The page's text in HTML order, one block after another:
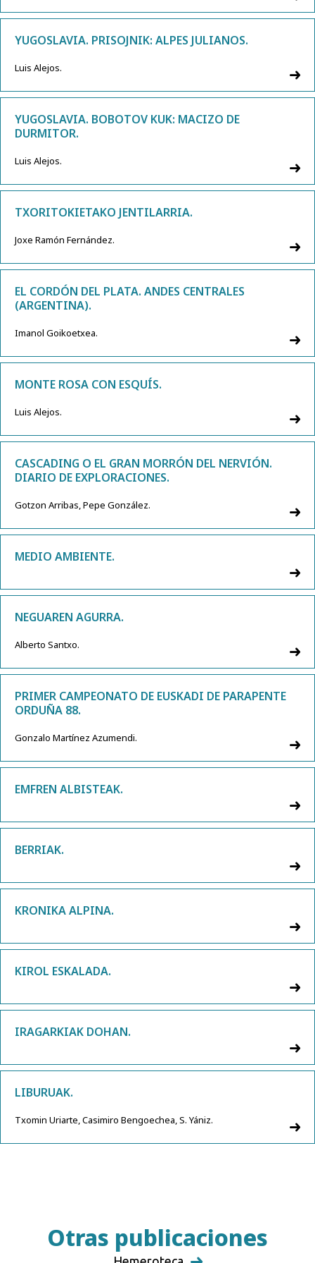
YUGOSLAVIA. PRISOJNIK: ALPES JULIANOS.
Luis Alejos.
YUGOSLAVIA. BOBOTOV KUK: MACIZO DE
DURMITOR.
Luis Alejos.
TXORITOKIETAKO JENTILARRIA.
Joxe Ramón Fernández.
EL CORDÓN DEL PLATA. ANDES CENTRALES
(ARGENTINA).
Imanol Goikoetxea.
MONTE ROSA CON ESQUÍS.
Luis Alejos.
CASCADING O EL GRAN MORRÓN DEL NERVIÓN.
DIARIO DE EXPLORACIONES.
Gotzon Arribas, Pepe González.
MEDIO AMBIENTE.
NEGUAREN AGURRA.
Alberto Santxo.
PRIMER CAMPEONATO DE EUSKADI DE PARAPENTE
ORDUÑA 88.
Gonzalo Martínez Azumendi.
EMFREN ALBISTEAK.
BERRIAK.
KRONIKA ALPINA.
KIROL ESKALADA.
IRAGARKIAK DOHAN.
LIBURUAK.
Txomin Uriarte, Casimiro Bengoechea, S. Yániz.
Otras publicaciones